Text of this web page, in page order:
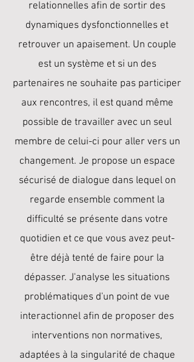
relationnelles afin de sortir des
dynamiques dysfonctionnelles et
retrouver un apaisement. Un couple
est un système et si un des
partenaires ne souhaite pas participer
aux rencontres, il est quand même
possible de travailler avec un seul
membre de celui-ci pour aller vers un
changement. Je propose un espace
sécurisé de dialogue dans lequel on
regarde ensemble comment la
difficulté se présente dans votre
quotidien et ce que vous avez peut-
être déjà tenté de faire pour la
dépasser. J'analyse les situations
problématiques d'un point de vue
interactionnel afin de proposer des
interventions non normatives,
adaptées à la singularité de chaque